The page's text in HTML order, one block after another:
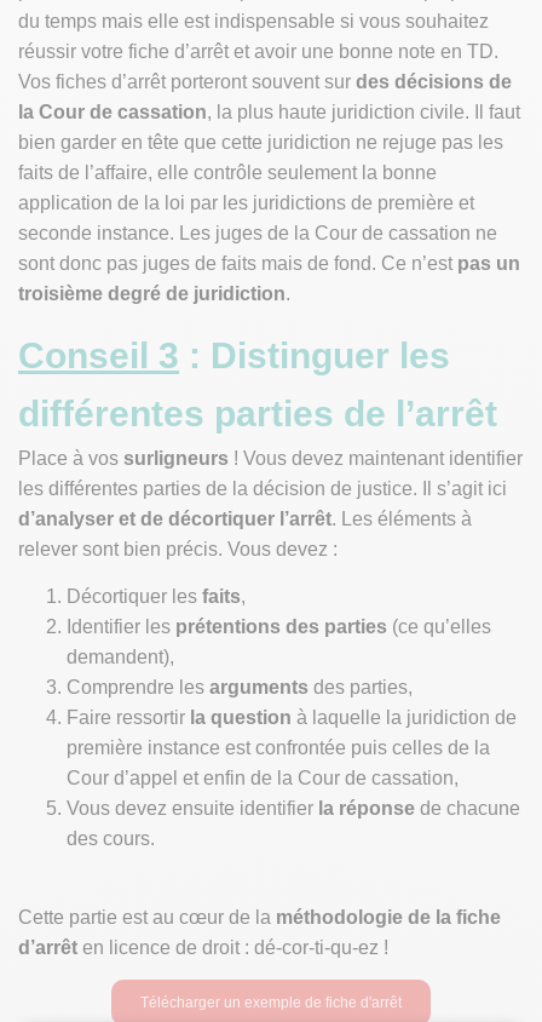
du temps mais elle est indispensable si vous souhaitez
réussir votre fiche d’arrêt et avoir une bonne note en TD.
Vos fiches d’arrêt porteront souvent sur des décisions de
la Cour de cassation, la plus haute juridiction civile. Il faut
bien garder en tête que cette juridiction ne rejuge pas les
faits de l’affaire, elle contrôle seulement la bonne
application de la loi par les juridictions de première et
seconde instance. Les juges de la Cour de cassation ne
sont donc pas juges de faits mais de fond. Ce n’est pas un
troisième degré de juridiction.
Conseil 3 : Distinguer les
différentes parties de l’arrêt
Place à vos surligneurs ! Vous devez maintenant identifier
les différentes parties de la décision de justice. Il s’agit ici
d’analyser et de décortiquer l’arrêt. Les éléments à
relever sont bien précis. Vous devez :
Décortiquer les faits,
Identifier les prétentions des parties (ce qu’elles
demandent),
Comprendre les arguments des parties,
Faire ressortir la question à laquelle la juridiction de
première instance est confrontée puis celles de la
Cour d’appel et enfin de la Cour de cassation,
Vous devez ensuite identifier la réponse de chacune
des cours.
Cette partie est au cœur de la méthodologie de la fiche
d’arrêt en licence de droit : dé-cor-ti-qu-ez !
Télécharger un exemple de fiche d'arrêt